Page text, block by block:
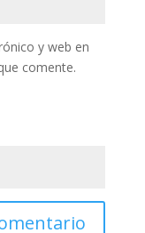
y web en
comente.